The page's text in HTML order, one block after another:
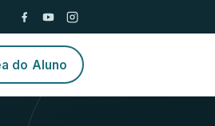
do Aluno